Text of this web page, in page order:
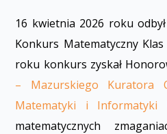
16 kwietnia 2026 roku
Konkurs Matematyczny
roku konkurs zyskał
– Mazurskiego Kuratora
Matematyki i Informatyki
matematycznych